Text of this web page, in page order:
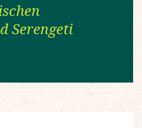
Serengeti